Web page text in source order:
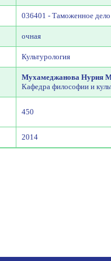
036401 - Таможенное дело
очная
Культурология
Мухамеджанова Нурия
Кафедра философии и
450
2014